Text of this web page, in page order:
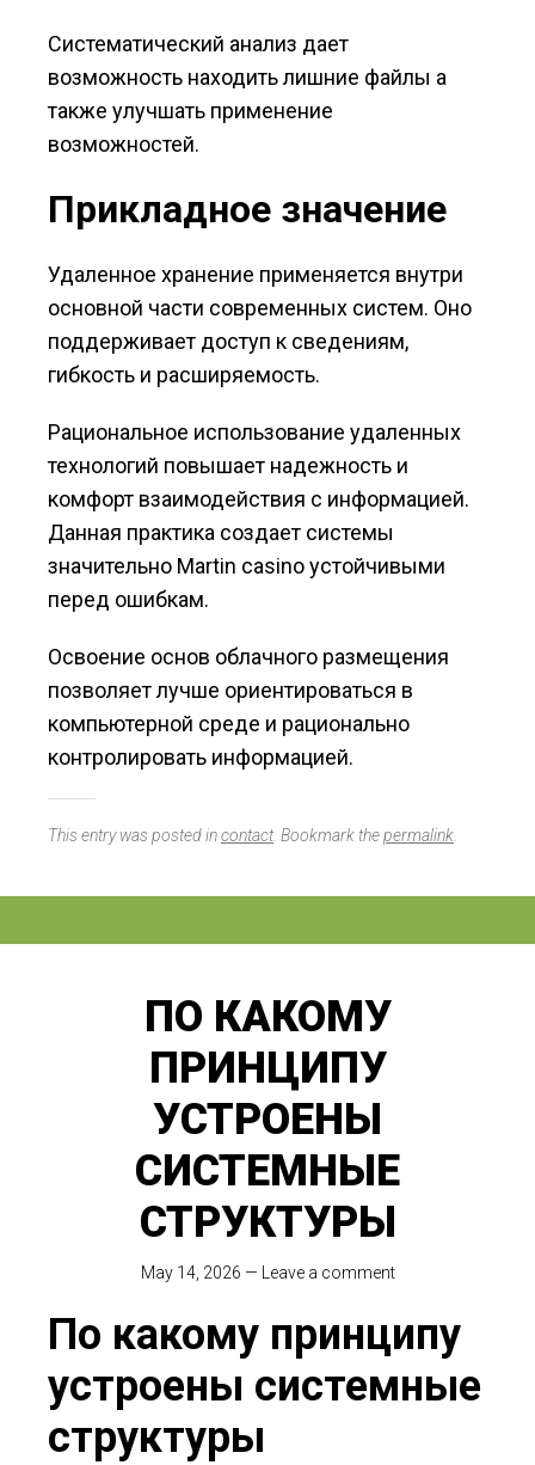
Систематический анализ дает
возможность находить лишние файлы а
также улучшать применение
возможностей.
Прикладное значение
Удаленное хранение применяется внутри
основной части современных систем. Оно
поддерживает доступ к сведениям,
гибкость и расширяемость.
Рациональное использование удаленных
технологий повышает надежность и
комфорт взаимодействия с информацией.
Данная практика создает системы
значительно Martin casino устойчивыми
перед ошибкам.
Освоение основ облачного размещения
позволяет лучше ориентироваться в
компьютерной среде и рационально
контролировать информацией.
This entry was posted incontact. Bookmark thepermalink
ПО КАКОМУ
ПРИНЦИПУ
УСТРОЕНЫ
СИСТЕМНЫЕ
СТРУКТУРЫ
May 14, 2026 — Leave a comment
По какому принципу
устроены системные
структуры